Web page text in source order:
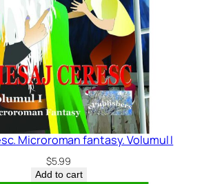
Microroman fantasy. Volumul I
$5.99
Add to cart